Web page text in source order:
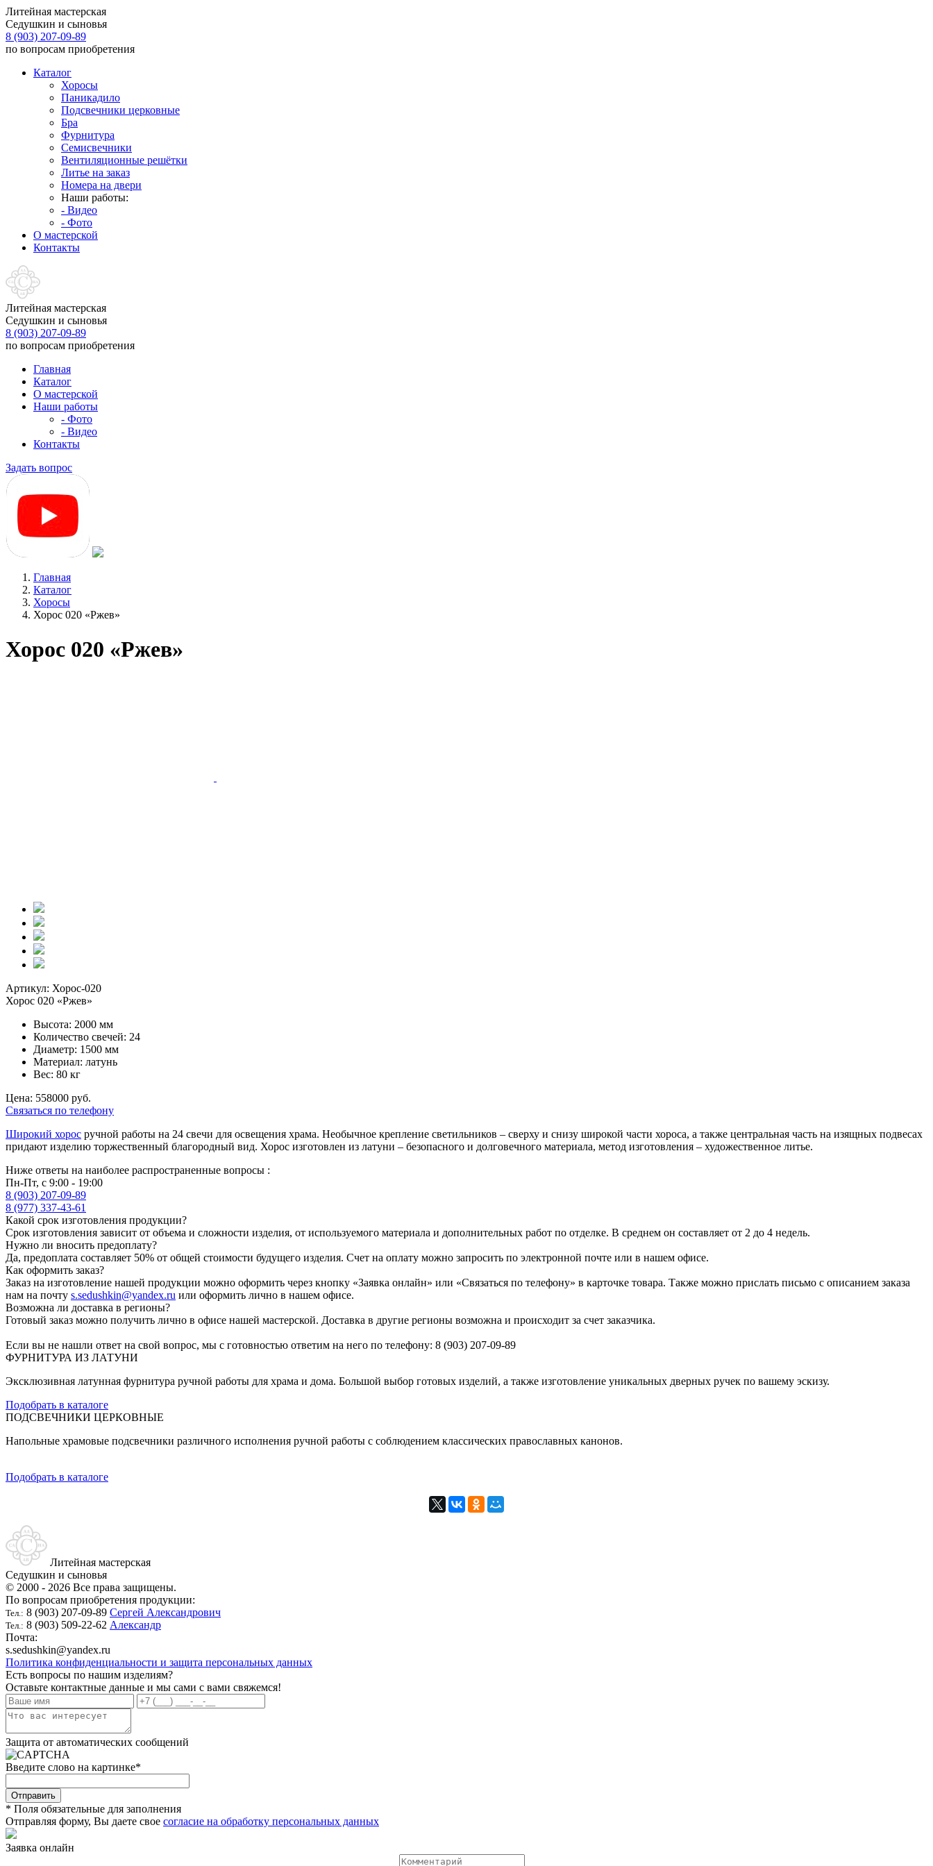
Литейная мастерская
Седушкин и сыновья
8 (903) 207-09-89
по вопросам приобретения
Каталог
Хоросы
Паникадило
Подсвечники церковные
Бра
Фурнитура
Семисвечники
Вентиляционные решётки
Литье на заказ
Номера на двери
Наши работы:
- Видео
- Фото
О мастерской
Контакты
Литейная мастерская
Седушкин и сыновья
8 (903) 207-09-89
по вопросам приобретения
Главная
Каталог
О мастерской
Наши работы
- Фото
- Видео
Контакты
Задать вопрос
Главная
Каталог
Хоросы
Хорос 020 «Ржев»
Хорос 020 «Ржев»
Артикул: Хорос-020
Хорос 020 «Ржев»
Высота: 2000 мм
Количество свечей: 24
Диаметр: 1500 мм
Материал: латунь
Вес: 80 кг
Цена: 558000 руб.
Связаться по телефону
Широкий хорос ручной работы на 24 свечи для освещения храма. Необычное крепление светильников – сверху и снизу широкой части хороса, а также центральная часть на изящных подвесах
придают изделию торжественный благородный вид. Хорос изготовлен из латуни – безопасного и долговечного материала, метод изготовления – художественное литье.
Ниже ответы на наиболее распространенные вопросы :
Пн-Пт, с 9:00 - 19:00
8 (903) 207-09-89
8 (977) 337-43-61
Какой срок изготовления продукции?
Срок изготовления зависит от объема и сложности изделия, от используемого материала и дополнительных работ по отделке. В среднем он составляет от 2 до 4 недель.
Нужно ли вносить предоплату?
Да, предоплата составляет 50% от общей стоимости будущего изделия. Счет на оплату можно запросить по электронной почте или в нашем офисе.
Как оформить заказ?
Заказ на изготовление нашей продукции можно оформить через кнопку «Заявка онлайн» или «Связаться по телефону» в карточке товара. Также можно прислать письмо с описанием заказа
нам на почту s.sedushkin@yandex.ru или оформить лично в нашем офисе.
Возможна ли доставка в регионы?
Готовый заказ можно получить лично в офисе нашей мастерской. Доставка в другие регионы возможна и происходит за счет заказчика.
Если вы не нашли ответ на свой вопрос, мы с готовностью ответим на него по телефону: 8 (903) 207-09-89
ФУРНИТУРА ИЗ ЛАТУНИ
Эксклюзивная латунная фурнитура ручной работы для храма и дома. Большой выбор готовых изделий, а также изготовление уникальных дверных ручек по вашему эскизу.
Подобрать в каталоге
ПОДСВЕЧНИКИ ЦЕРКОВНЫЕ
Напольные храмовые подсвечники различного исполнения ручной работы с соблюдением классических православных канонов.
Подобрать в каталоге
Литейная мастерская
Седушкин и сыновья
© 2000 - 2026 Все права защищены.
По вопросам приобретения продукции:
Тел.: 8 (903) 207-09-89 Сергей Александрович
Тел.: 8 (903) 509-22-62 Александр
Почта:
s.sedushkin@yandex.ru
Политика конфиденциальности и защита персональных данных
Есть вопросы по нашим изделиям?
Оставьте контактные данные и мы сами с вами свяжемся!
Защита от автоматических сообщений
Введите слово на картинке*
* Поля обязательные для заполнения
Отправляя форму, Вы даете свое согласие на обработку персональных данных
Заявка онлайн